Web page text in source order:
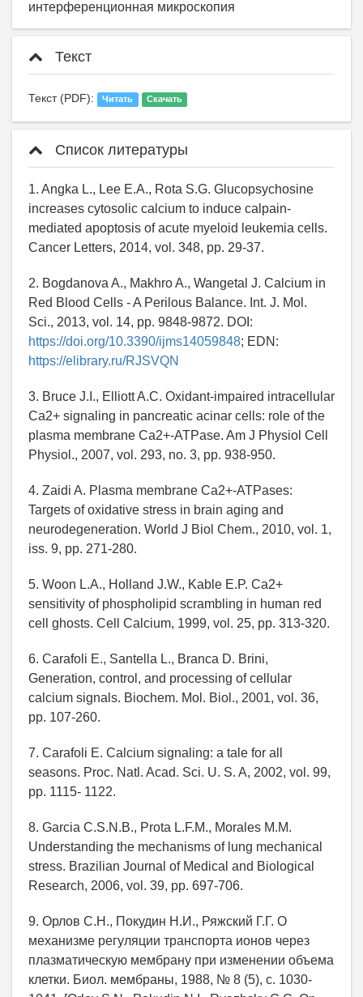
интерференционная микроскопия
Текст
Текст (PDF): Читать Скачать
Список литературы
1. Angka L., Lee E.A., Rota S.G. Glucopsychosine
increases cytosolic calcium to induce calpain-
mediated apoptosis of acute myeloid leukemia cells.
Cancer Letters, 2014, vol. 348, pp. 29-37.
2. Bogdanova A., Makhro A., Wangetal J. Calcium in
Red Blood Cells - A Perilous Balance. Int. J. Mol.
Sci., 2013, vol. 14, pp. 9848-9872. DOI:
https://doi.org/10.3390/ijms14059848; EDN:
https://elibrary.ru/RJSVQN
3. Bruce J.I., Elliott A.C. Oxidant-impaired intracellular
Ca2+ signaling in pancreatic acinar cells: role of the
plasma membrane Ca2+-ATPase. Am J Physiol Cell
Physiol., 2007, vol. 293, no. 3, pp. 938-950.
4. Zaidi A. Plasma membrane Ca2+-ATPases:
Targets of oxidative stress in brain aging and
neurodegeneration. World J Biol Chem., 2010, vol. 1,
iss. 9, pp. 271-280.
5. Woon L.A., Holland J.W., Kable E.P. Ca2+
sensitivity of phospholipid scrambling in human red
cell ghosts. Cell Calcium, 1999, vol. 25, pp. 313-320.
6. Carafoli E., Santella L., Branca D. Brini,
Generation, control, and processing of cellular
calcium signals. Biochem. Mol. Biol., 2001, vol. 36,
pp. 107-260.
7. Carafoli E. Calcium signaling: a tale for all
seasons. Proc. Natl. Acad. Sci. U. S. A, 2002, vol. 99,
pp. 1115- 1122.
8. Garcia C.S.N.B., Prota L.F.M., Morales M.M.
Understanding the mechanisms of lung mechanical
stress. Brazilian Journal of Medical and Biological
Research, 2006, vol. 39, pp. 697-706.
9. Орлов С.Н., Покудин Н.И., Ряжский Г.Г. О
механизме регуляции транспорта ионов через
плазматическую мембрану при изменении объема
клетки. Биол. мембраны, 1988, № 8 (5), с. 1030-